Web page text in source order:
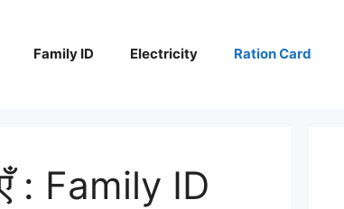
Family ID Electricity Ration Card
: Family ID